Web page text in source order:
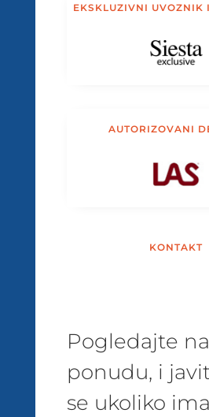
EKSKLUZIVNI UVOZNIK
AUTORIZOVANI
KONTAKT
Pogledajte
ponudu, i
se ukoliko